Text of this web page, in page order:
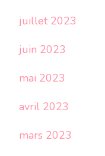
juillet 2023
juin 2023
mai 2023
avril 2023
mars 2023